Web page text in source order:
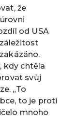
že
od USA
kdy chtěla
svůj
„To
to je proti
mnoho